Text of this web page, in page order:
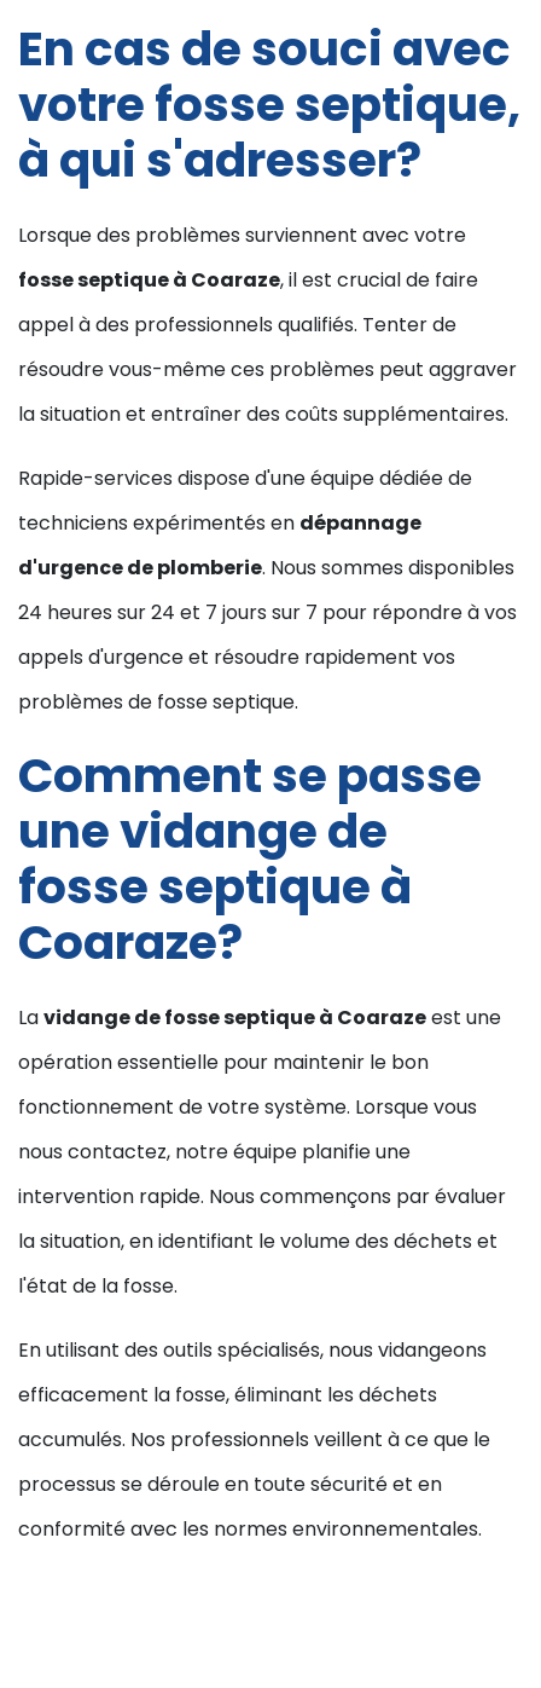
En cas de souci avec
votre fosse septique,
à qui s'adresser?
Lorsque des problèmes surviennent avec votre
fosse septique à Coaraze, il est crucial de faire
appel à des professionnels qualifiés. Tenter de
résoudre vous-même ces problèmes peut aggraver
la situation et entraîner des coûts supplémentaires.
Rapide-services dispose d'une équipe dédiée de
techniciens expérimentés en dépannage
d'urgence de plomberie. Nous sommes disponibles
24 heures sur 24 et 7 jours sur 7 pour répondre à vos
appels d'urgence et résoudre rapidement vos
problèmes de fosse septique.
Comment se passe
une vidange de
fosse septique à
Coaraze?
Lavidange de fosse septique à Coarazeest une
opération essentielle pour maintenir le bon
fonctionnement de votre système. Lorsque vous
nous contactez, notre équipe planifie une
intervention rapide. Nous commençons par évaluer
la situation, en identifiant le volume des déchets et
l'état de la fosse.
En utilisant des outils spécialisés, nous vidangeons
efficacement la fosse, éliminant les déchets
accumulés. Nos professionnels veillent à ce que le
processus se déroule en toute sécurité et en
conformité avec les normes environnementales.